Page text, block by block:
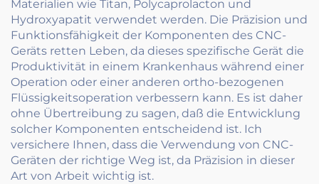
Materialien wie Titan, Polycaprolacton und
Hydroxyapatit verwendet werden. Die Präzision und
Funktionsfähigkeit der Komponenten des CNC-
Geräts retten Leben, da dieses spezifische Gerät die
Produktivität in einem Krankenhaus während einer
Operation oder einer anderen ortho-bezogenen
Flüssigkeitsoperation verbessern kann. Es ist daher
ohne Übertreibung zu sagen, daß die Entwicklung
solcher Komponenten entscheidend ist. Ich
versichere Ihnen, dass die Verwendung von CNC-
Geräten der richtige Weg ist, da Präzision in dieser
Art von Arbeit wichtig ist.